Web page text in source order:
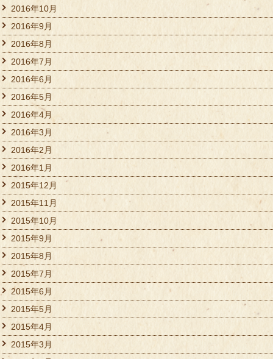
2016年10月
2016年9月
2016年8月
2016年7月
2016年6月
2016年5月
2016年4月
2016年3月
2016年2月
2016年1月
2015年12月
2015年11月
2015年10月
2015年9月
2015年8月
2015年7月
2015年6月
2015年5月
2015年4月
2015年3月